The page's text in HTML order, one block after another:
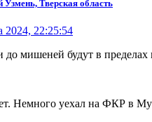
Узмень, Тверская область
2024, 22:25:54
мишеней будут в
Немного уехал на ФКР в